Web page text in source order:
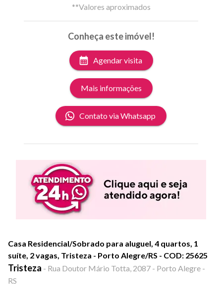
**Valores aproximados
Conheça este imóvel!
Agendar visita
Mais informações
Contato via Whatsapp
Casa Residencial/Sobrado para aluguel, 4 quartos, 1
suíte, 2 vagas, Tristeza - Porto Alegre/RS - COD: 25625
Tristeza - Rua Doutor Mário Totta, 2087 - Porto Alegre -
RS